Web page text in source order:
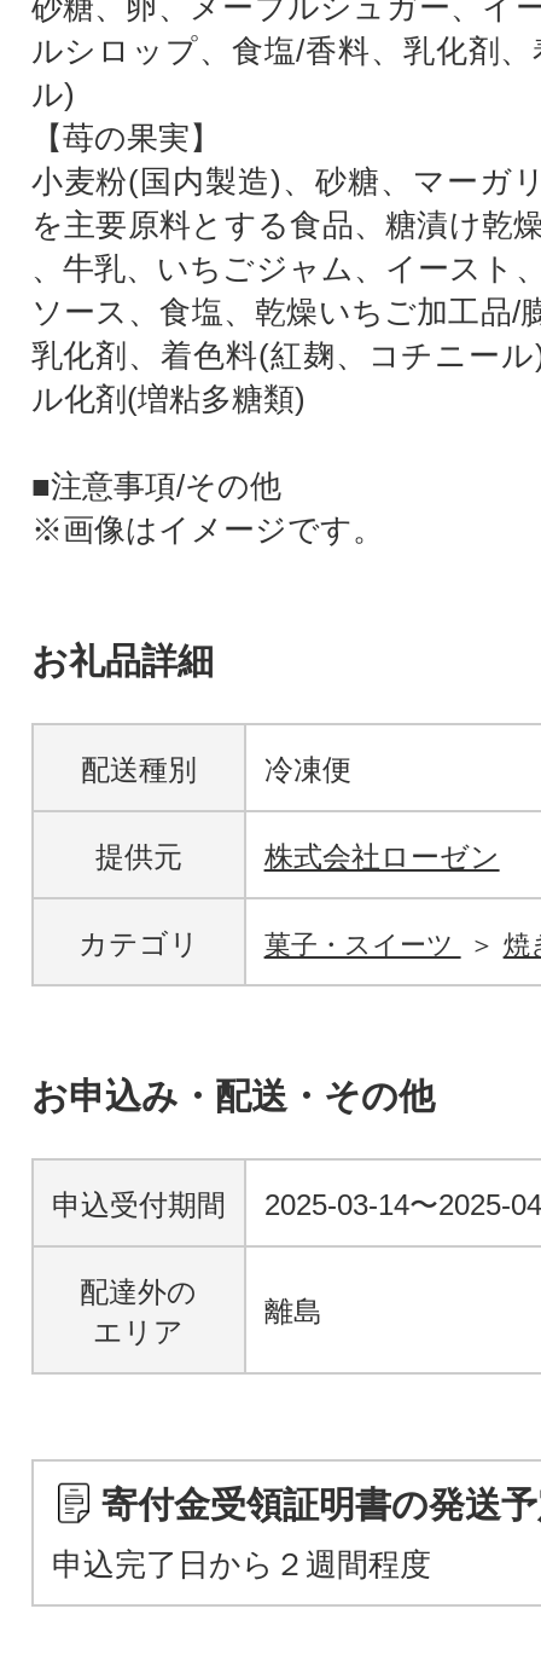
砂糖、卵、メープルシュガー、イ
ルシロップ、食塩/香料、乳化剤
ル)
【苺の果実】
小麦粉(国内製造)、砂糖、マーガ
を主要原料とする食品、糖漬け乾
、牛乳、いちごジャム、イースト
ソース、食塩、乾燥いちご加工品/
乳化剤、着色料(紅麹、コチニー
ル化剤(増粘多糖類)
■注意事項/その他
※画像はイメージです。
お礼品詳細
配送種別 冷凍便
提供元 株式会社ローゼン
カテゴリ 菓子・スイーツ 焼
お申込み・配送・その他
申込受付期間 2025-03-14〜2025-
配達外の
エリア
離島
寄付金受領証明書の発送
申込完了日から２週間程度